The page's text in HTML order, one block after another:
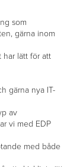
som
gärna inom
har lätt för att
gärna nya IT-
av
vi med EDP
med både